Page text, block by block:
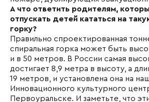
А что ответить родителям,
отпускать детей кататься на
горку?
Правильно спроектированная
спиральная горка может быть
и в 50 метров. В России самая
достигает 8,9 метра в высоту, а
19 метров, и установлена она на
Инновационного культурного
Первоуральске. И заметьте, что